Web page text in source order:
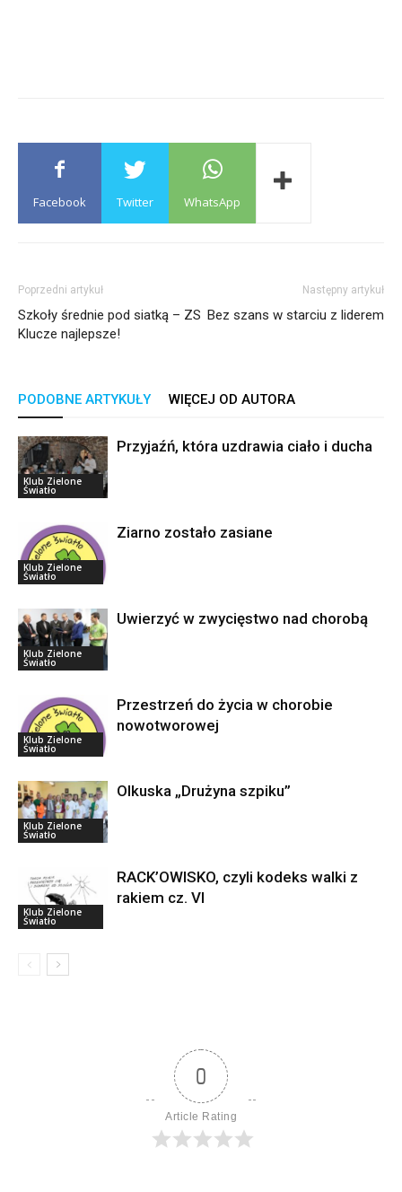
Facebook Twitter WhatsApp
Poprzedni artykuł
Szkoły średnie pod siatką – ZS
Klucze najlepsze!
Następny artykuł
Bez szans w starciu z liderem
PODOBNE ARTYKUŁY WIĘCEJ OD AUTORA
Klub Zielone
Światło
Przyjaźń, która uzdrawia ciało i ducha
Klub Zielone
Światło
Ziarno zostało zasiane
Klub Zielone
Światło
Uwierzyć w zwycięstwo nad chorobą
Klub Zielone
Światło
Przestrzeń do życia w chorobie
nowotworowej
Klub Zielone
Światło
Olkuska „Drużyna szpiku”
Klub Zielone
Światło
RACK’OWISKO, czyli kodeks walki z
rakiem cz. VI
0
Article Rating